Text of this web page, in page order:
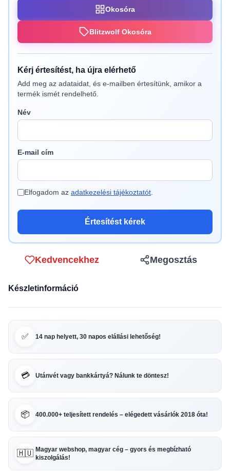
Okosóra
Blitzwolf Okosóra
Kérj értesítést, ha újra elérhető
Add meg az adataidat, és e-mailben értesítünk, amikor a
termék ismét rendelhető.
Név
E-mail cím
Elfogadom az adatkezelési tájékoztatót
Értesítést kérek
Kedvencekhez Megosztás
Készletinformáció
✅ 14 nap helyett, 30 napos elállási lehetőség!
💳 Utánvét vagy bankkártyá? Nálunk te döntesz!
📦 400.000+ teljesített rendelés – elégedett vásárlók 2018 óta!
🇭🇺 Magyar webshop, magyar cég – gyors és megbízható
kiszolgálás!